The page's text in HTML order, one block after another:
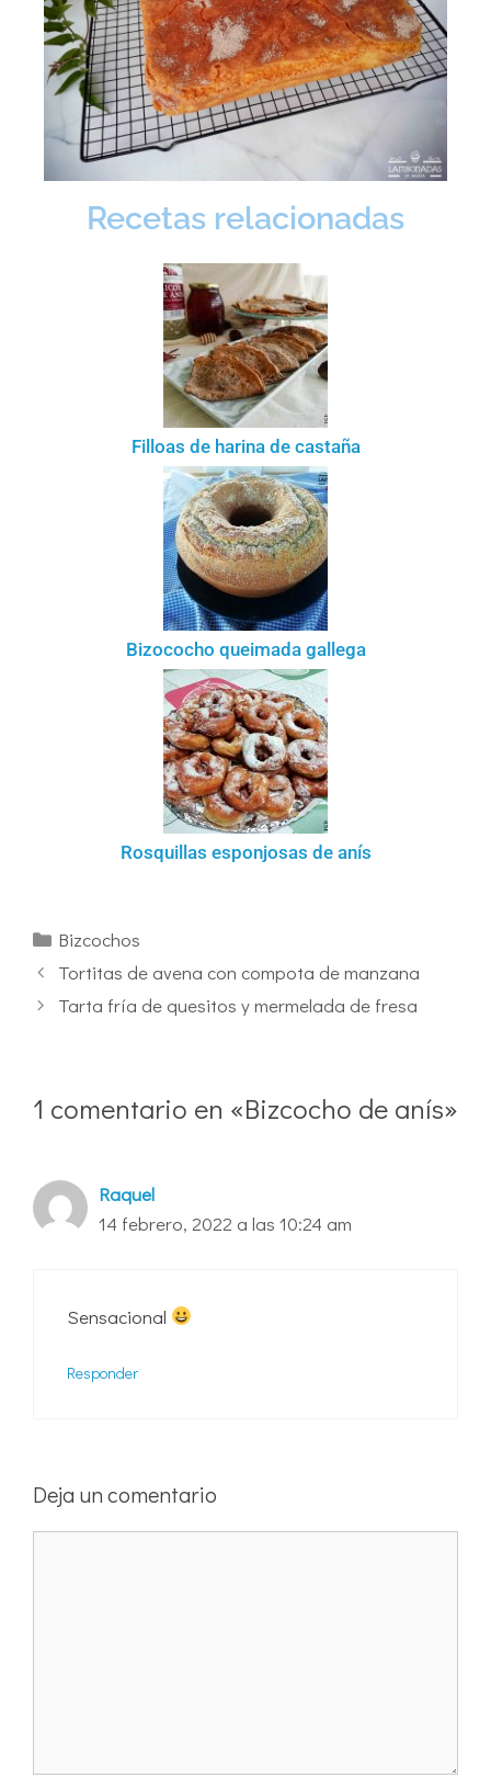
Recetas relacionadas
Filloas de harina de castaña
Bizococho queimada gallega
Rosquillas esponjosas de anís
Bizcochos
Tortitas de avena con compota de manzana
Tarta fría de quesitos y mermelada de fresa
1 comentario en «Bizcocho de anís»
Raquel
14 febrero, 2022 a las 10:24 am
Sensacional
Responder
Deja un comentario